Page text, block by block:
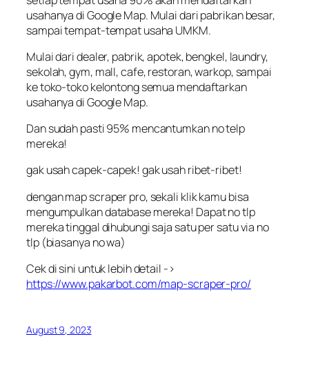
usahanya di Google Map. Mulai dari pabrikan besar,
sampai tempat-tempat usaha UMKM.
Mulai dari dealer, pabrik, apotek, bengkel, laundry,
sekolah, gym, mall, cafe, restoran, warkop, sampai
ke toko-toko kelontong semua mendaftarkan
usahanya di Google Map.
Dan sudah pasti 95% mencantumkan no telp
mereka!
gak usah capek-capek! gak usah ribet-ribet!
dengan map scraper pro, sekali klik kamu bisa
mengumpulkan database mereka! Dapat no tlp
mereka tinggal dihubungi saja satu per satu via no
tlp (biasanya no wa)
Cek di sini untuk lebih detail ->
https://www.pakarbot.com/map-scraper-pro/
August 9, 2023